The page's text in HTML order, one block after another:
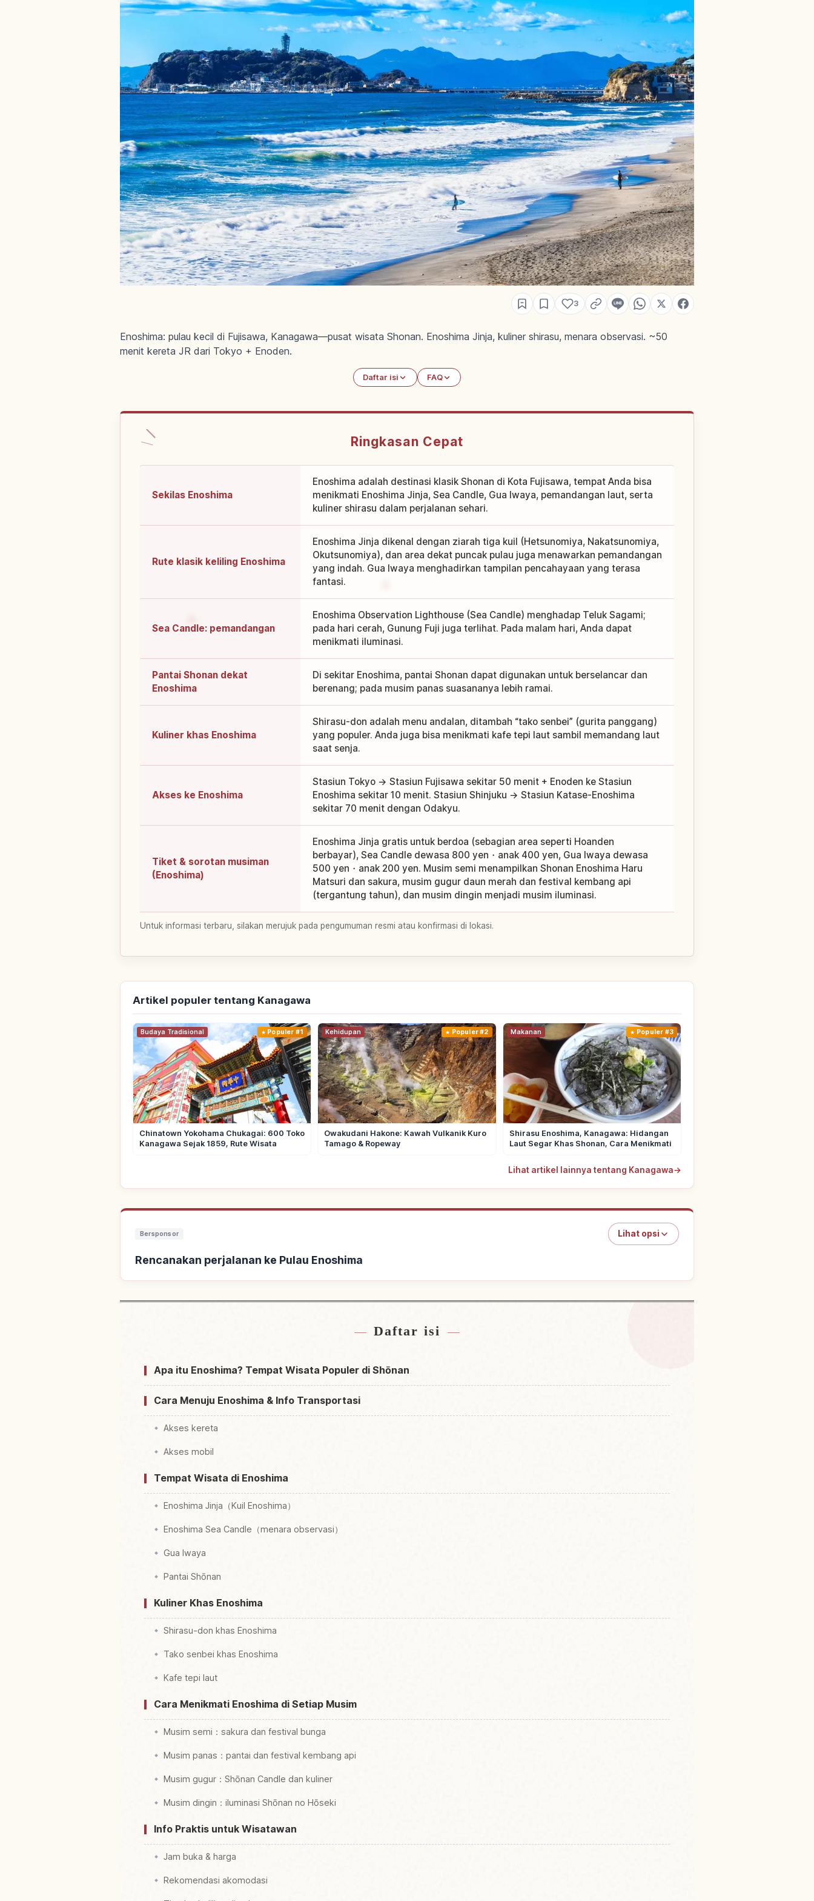
3
Enoshima: pulau kecil di Fujisawa, Kanagawa—pusat wisata Shonan. Enoshima Jinja, kuliner shirasu, menara observasi. ~50
menit kereta JR dari Tokyo + Enoden.
Daftar isi FAQ
Ringkasan Cepat
Sekilas Enoshima
Enoshima adalah destinasi klasik Shonan di Kota Fujisawa, tempat Anda bisa
menikmati Enoshima Jinja, Sea Candle, Gua Iwaya, pemandangan laut, serta
kuliner shirasu dalam perjalanan sehari.
Rute klasik keliling Enoshima
Enoshima Jinja dikenal dengan ziarah tiga kuil (Hetsunomiya, Nakatsunomiya,
Okutsunomiya), dan area dekat puncak pulau juga menawarkan pemandangan
yang indah. Gua Iwaya menghadirkan tampilan pencahayaan yang terasa
fantasi.
Sea Candle: pemandangan
Enoshima Observation Lighthouse (Sea Candle) menghadap Teluk Sagami;
pada hari cerah, Gunung Fuji juga terlihat. Pada malam hari, Anda dapat
menikmati iluminasi.
Pantai Shonan dekat
Enoshima
Di sekitar Enoshima, pantai Shonan dapat digunakan untuk berselancar dan
berenang; pada musim panas suasananya lebih ramai.
Kuliner khas Enoshima
Shirasu-don adalah menu andalan, ditambah “tako senbei” (gurita panggang)
yang populer. Anda juga bisa menikmati kafe tepi laut sambil memandang laut
saat senja.
Akses ke Enoshima
Stasiun Tokyo → Stasiun Fujisawa sekitar 50 menit + Enoden ke Stasiun
Enoshima sekitar 10 menit. Stasiun Shinjuku → Stasiun Katase-Enoshima
sekitar 70 menit dengan Odakyu.
Tiket & sorotan musiman
(Enoshima)
Enoshima Jinja gratis untuk berdoa (sebagian area seperti Hoanden
berbayar), Sea Candle dewasa 800 yen・anak 400 yen, Gua Iwaya dewasa
500 yen・anak 200 yen. Musim semi menampilkan Shonan Enoshima Haru
Matsuri dan sakura, musim gugur daun merah dan festival kembang api
(tergantung tahun), dan musim dingin menjadi musim iluminasi.
Untuk informasi terbaru, silakan merujuk pada pengumuman resmi atau konfirmasi di lokasi.
Artikel populer tentang Kanagawa
Budaya Tradisional Populer #1
Chinatown Yokohama Chukagai: 600 Toko
Kanagawa Sejak 1859, Rute Wisata
Kehidupan Populer #2
Owakudani Hakone: Kawah Vulkanik Kuro
Tamago & Ropeway
Makanan Populer #3
Shirasu Enoshima, Kanagawa: Hidangan
Laut Segar Khas Shonan, Cara Menikmati
Lihat artikel lainnya tentang Kanagawa→
Bersponsor Lihat opsi
Rencanakan perjalanan ke Pulau Enoshima
Daftar isi
Apa itu Enoshima? Tempat Wisata Populer di Shōnan
Cara Menuju Enoshima & Info Transportasi
Akses kereta
Akses mobil
Tempat Wisata di Enoshima
Enoshima Jinja（Kuil Enoshima）
Enoshima Sea Candle（menara observasi）
Gua Iwaya
Pantai Shōnan
Kuliner Khas Enoshima
Shirasu-don khas Enoshima
Tako senbei khas Enoshima
Kafe tepi laut
Cara Menikmati Enoshima di Setiap Musim
Musim semi：sakura dan festival bunga
Musim panas：pantai dan festival kembang api
Musim gugur：Shōnan Candle dan kuliner
Musim dingin：iluminasi Shōnan no Hōseki
Info Praktis untuk Wisatawan
Jam buka & harga
Rekomendasi akomodasi